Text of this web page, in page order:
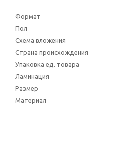
Формат
Пол
Схема вложения
Страна происхождения
Упаковка ед. товара
Ламинация
Размер
Материал